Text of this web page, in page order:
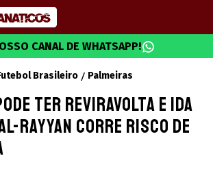
CANAL DE WHATSAPP!
Brasileiro Palmeiras
ter reviravolta e ida
Rayyan corre risco de